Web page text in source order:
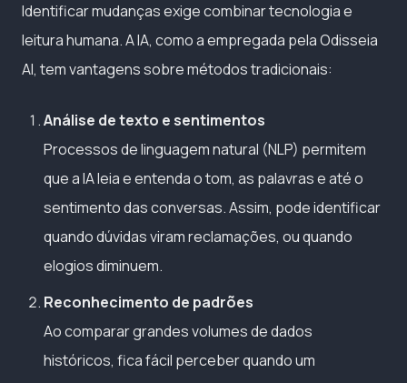
Identificar mudanças exige combinar tecnologia e
leitura humana. A IA, como a empregada pela Odisseia
AI, tem vantagens sobre métodos tradicionais:
Análise de texto e sentimentos
Processos de linguagem natural (NLP) permitem
que a IA leia e entenda o tom, as palavras e até o
sentimento das conversas. Assim, pode identificar
quando dúvidas viram reclamações, ou quando
elogios diminuem.
Reconhecimento de padrões
Ao comparar grandes volumes de dados
históricos, fica fácil perceber quando um